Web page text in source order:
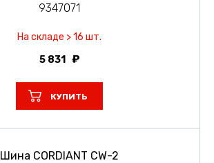
9347071
На складе > 16 шт.
5 831
КУПИТЬ
Шина CORDIANT CW-2